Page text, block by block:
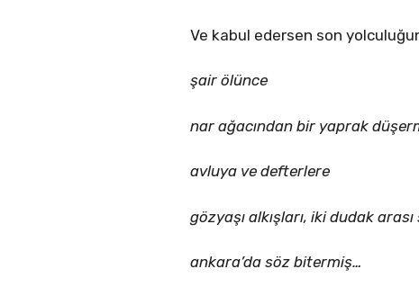
Ve kabul edersen son
şair ölünce
nar ağacından bir yaprak
avluya ve defterlere
gözyaşı alkışları, iki dudak arası
ankara’da söz bitermiş…